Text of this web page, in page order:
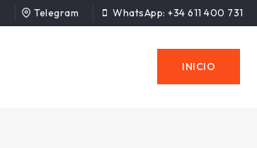
Telegram WhatsApp: +34 611 400 731
INICIO